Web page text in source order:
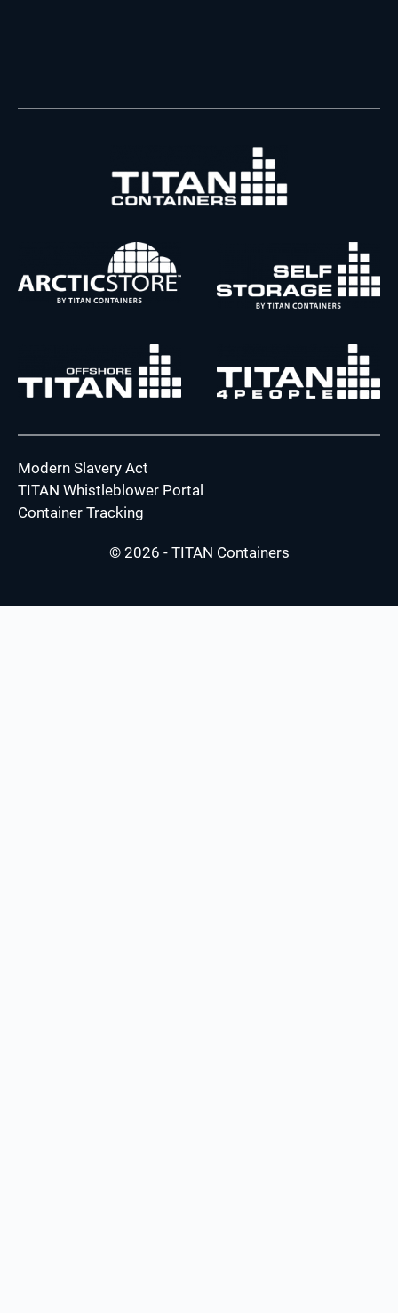
Modern Slavery Act
TITAN Whistleblower Portal
Container Tracking
© 2026 - TITAN Containers